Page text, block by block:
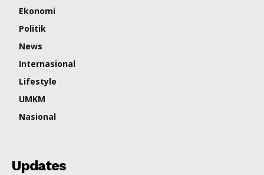
Ekonomi
Politik
News
Internasional
Lifestyle
UMKM
Nasional
Updates